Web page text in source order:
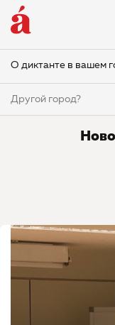
О диктанте в вашем
Другой город?